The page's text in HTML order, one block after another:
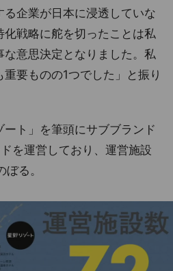
企業が日本に浸透していな
戦略に舵を切ったことは私
意思決定となりました。私
要ものの1つでした」と振り
ト」を筆頭にサブブランド
を運営しており、運営施設
る。